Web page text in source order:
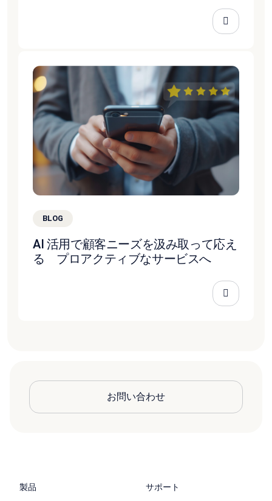
BLOG
AI 活用で顧客ニーズを汲み取って応え
る プロアクティブなサービスへ
お問い合わせ
製品 サポート